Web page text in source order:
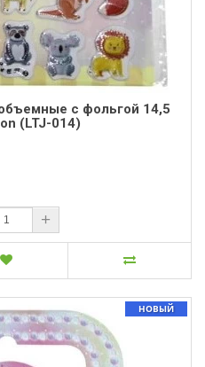
с фольгой 14,5
(LTJ-014)
+
НОВЫЙ